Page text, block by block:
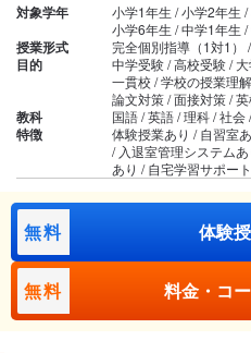
対象学年
小学1年生 / 小学2年生
小学6年生 / 中学1年生
授業形式 完全個別指導（1対1）
目的
中学受験 / 高校受験 /
一貫校 / 学校の授業理
論文対策 / 面接対策 /
教科 国語 / 英語 / 理科 / 社会
特徴
体験授業あり / 自習室
/ 入退室管理システム
あり / 自宅学習サポー
無料 体験
無料 料金・コ